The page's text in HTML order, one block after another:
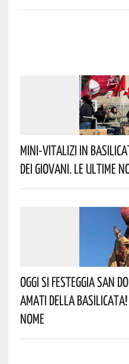
Mini-Vitalizi In
Dei Giovani. Le Ultime
Oggi Si Festeggia San
Amati Della
Nome